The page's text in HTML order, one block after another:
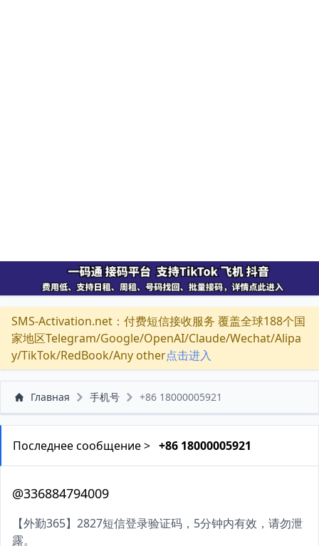
SMS-Activation.net：付费短信接收服务 覆盖全球188个国
家地区Telegram/Google/OpenAI/Claude/Wechat/Alipa
y/TikTok/RedBook/Any other点击进入
Главная 手机号 +86 18000005921
Последнее сообщение > +86 18000005921
@336884794009
【外勤365】2827短信登录验证码，5分钟内有效，请勿泄
露。